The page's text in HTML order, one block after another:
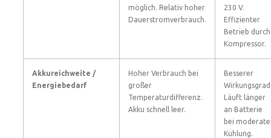
möglich. Relativ hoher
Dauerstromverbrauch.
230 V.
Effizienter
Betrieb durch
Kompressor.
Akkureichweite /
Energiebedarf
Hoher Verbrauch bei
großer
Temperaturdifferenz.
Akku schnell leer.
Besserer
Läuft länger
an Batterie
bei
Kühlung.